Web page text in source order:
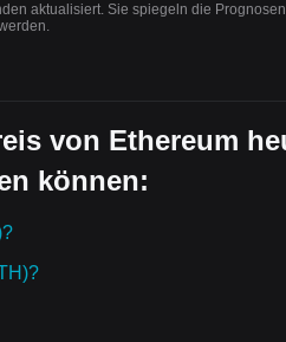
aktualisiert. Sie spiegeln die
von Ethereum
können: